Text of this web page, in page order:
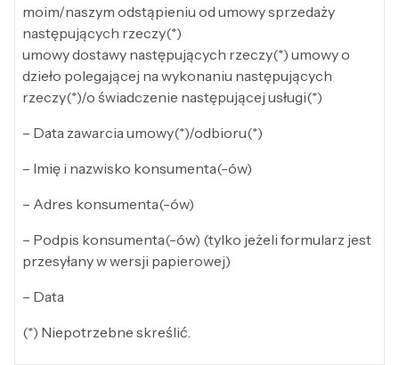
moim/naszym odstąpieniu od umowy sprzedaży
następujących rzeczy(*)
umowy dostawy następujących rzeczy(*) umowy o
dzieło polegającej na wykonaniu następujących
rzeczy(*)/o świadczenie następującej usługi(*)
– Data zawarcia umowy(*)/odbioru(*)
– Imię i nazwisko konsumenta(-ów)
– Adres konsumenta(-ów)
– Podpis konsumenta(-ów) (tylko jeżeli formularz jest
przesyłany w wersji papierowej)
– Data
(*) Niepotrzebne skreślić.